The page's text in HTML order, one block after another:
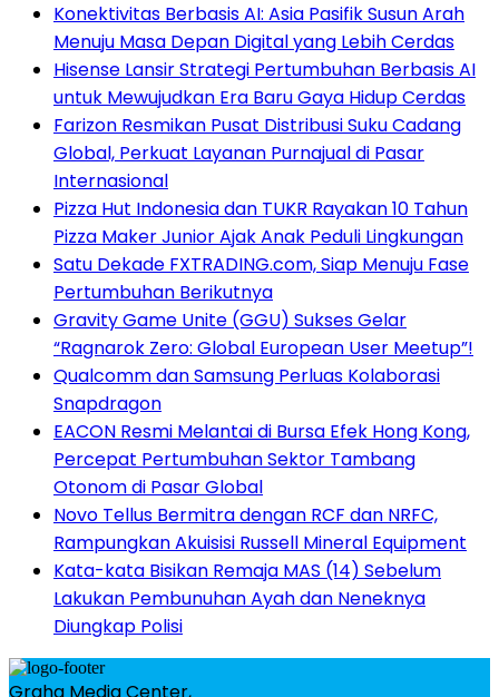
Konektivitas Berbasis AI: Asia Pasifik Susun Arah
Menuju Masa Depan Digital yang Lebih Cerdas
Hisense Lansir Strategi Pertumbuhan Berbasis AI
untuk Mewujudkan Era Baru Gaya Hidup Cerdas
Farizon Resmikan Pusat Distribusi Suku Cadang
Global, Perkuat Layanan Purnajual di Pasar
Internasional
Pizza Hut Indonesia dan TUKR Rayakan 10 Tahun
Pizza Maker Junior Ajak Anak Peduli Lingkungan
Satu Dekade FXTRADING.com, Siap Menuju Fase
Pertumbuhan Berikutnya
Gravity Game Unite (GGU) Sukses Gelar
“Ragnarok Zero: Global European User Meetup”!
Qualcomm dan Samsung Perluas Kolaborasi
Snapdragon
EACON Resmi Melantai di Bursa Efek Hong Kong,
Percepat Pertumbuhan Sektor Tambang
Otonom di Pasar Global
Novo Tellus Bermitra dengan RCF dan NRFC,
Rampungkan Akuisisi Russell Mineral Equipment
Kata-kata Bisikan Remaja MAS (14) Sebelum
Lakukan Pembunuhan Ayah dan Neneknya
Diungkap Polisi